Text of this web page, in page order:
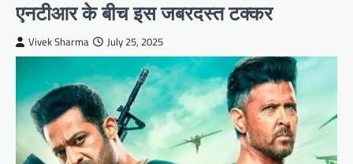
एनटीआर के बीच इस जबरदस्त टक्कर
Vivek Sharma July 25, 2025